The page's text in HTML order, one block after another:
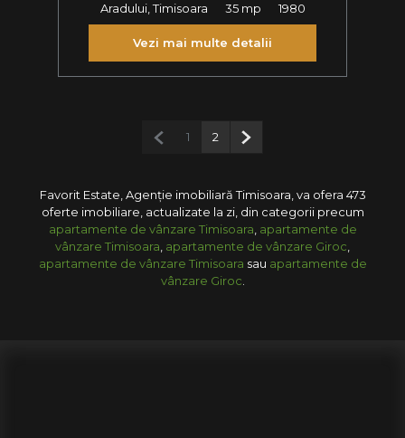
Aradului, Timisoara
35 mp 1980
Vezi mai multe detalii
Pagina anterioară
1 2 Pagina următoare
Favorit Estate, Agenție imobiliară Timisoara, va ofera 473
oferte imobiliare, actualizate la zi, din categorii precum
apartamente de vânzare Timisoara apartamente de
vânzare Timisoara apartamente de vânzare Giroc
apartamente de vânzare Timisoara sau apartamente de
vânzare Giroc